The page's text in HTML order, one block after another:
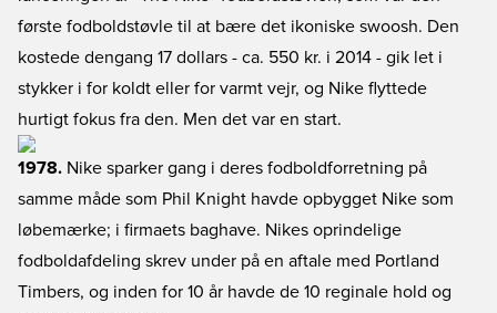
første fodboldstøvle til at bære det ikoniske swoosh. Den
kostede dengang 17 dollars - ca. 550 kr. i 2014 - gik let i
stykker i for koldt eller for varmt vejr, og Nike flyttede
hurtigt fokus fra den. Men det var en start.
1978. Nike sparker gang i deres fodboldforretning på
samme måde som Phil Knight havde opbygget Nike som
løbemærke; i firmaets baghave. Nikes oprindelige
fodboldafdeling skrev under på en aftale med Portland
Timbers, og inden for 10 år havde de 10 reginale hold og